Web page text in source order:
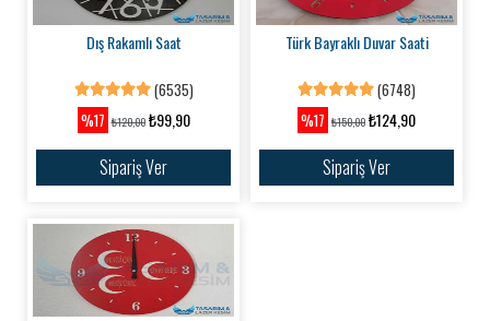
Dış Rakamlı Saat
(6535)
%17 ₺120,00₺99,90
Sipariş Ver
Türk Bayraklı Duvar Saati
(6748)
%17 ₺150,00 ₺124,90
Sipariş Ver